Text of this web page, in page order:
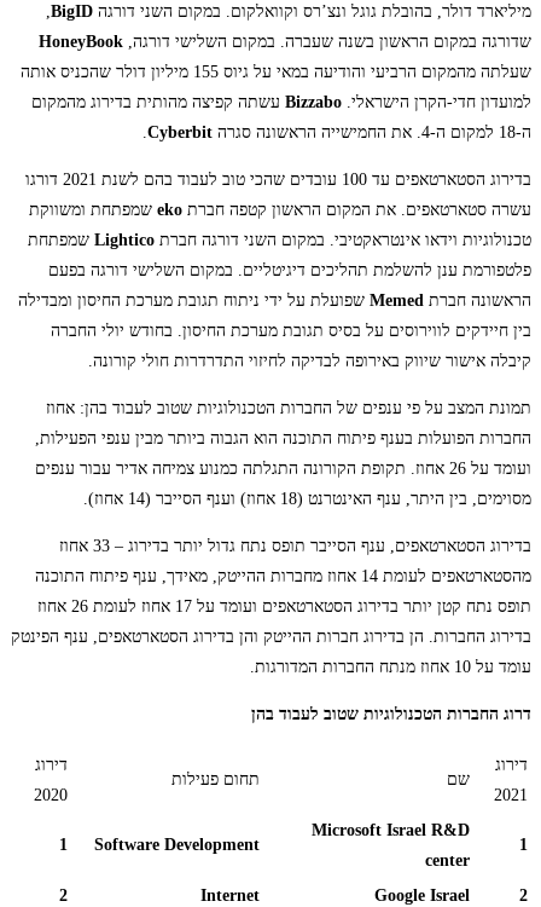
מיליארד דולר, בהובלת גוגל ונצ’רס וקוואלקום. במקום השני דורגה BigID
,
שדורגה במקום הראשון בשנה שעברה. במקום השלישי דורגה, HoneyBook
שעלתה מהמקום הרביעי והודיעה במאי על גיוס 155 מיליון דולר שהכניס אותה
למועדון חדי-הקרן הישראלי. Bizzabo עשתה קפיצה מהותית בדירוג מהמקום
ה-18 למקום ה-4. את החמישייה הראשונה סגרה
Cyberbit
.
בדירוג הסטארטאפים עד 100 עובדים שהכי טוב לעבוד בהם לשנת 2021 דורגו
עשרה סטארטאפים. את המקום הראשון קטפה חברת eko שמפתחת ומשווקת
טכנולוגיות וידאו אינטראקטיבי. במקום השני דורגה חברת Lightico שמפתחת
פלטפורמת ענן להשלמת תהליכים דיגיטליים. במקום השלישי דורגה בפעם
הראשונה חברת Memed שפועלת על ידי ניתוח תגובת מערכת החיסון ומבדילה
בין חיידקים לווירוסים על בסיס תגובת מערכת החיסון. בחודש יולי החברה
קיבלה אישור שיווק באירופה לבדיקה לחיזוי התדרדרות חולי קורונה.
תמונת המצב על פי ענפים של החברות הטכנולוגיות שטוב לעבוד בהן: אחוז
החברות הפועלות בענף פיתוח התוכנה הוא הגבוה ביותר מבין ענפי הפעילות,
ועומד על 26 אחוז. תקופת הקורונה התגלתה כמנוע צמיחה אדיר עבור ענפים
מסוימים, בין היתר, ענף האינטרנט (18 אחוז) וענף הסייבר (14 אחוז).
בדירוג הסטארטאפים, ענף הסייבר תופס נתח גדול יותר בדירוג – 33 אחוז
מהסטארטאפים לעומת 14 אחוז מחברות ההייטק, מאידך, ענף פיתוח התוכנה
תופס נתח קטן יותר בדירוג הסטארטאפים ועומד על 17 אחוז לעומת 26 אחוז
בדירוג החברות. הן בדירוג חברות ההייטק והן בדירוג הסטארטאפים, ענף הפינטק
עומד על 10 אחוז מנתח החברות המדורגות.
דרוג החברות הטכנולוגיות שטוב לעבוד בהן
דירוג
2021
שם תחום פעילות
דירוג
2020
1
Microsoft Israel R&D
center
Software Development
1
2
Google Israel
Internet
2